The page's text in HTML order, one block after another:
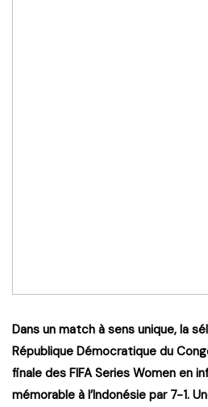
Dans un match à sens unique, la
République Démocratique du
finale des FIFA Series Women en
mémorable à l’Indonésie par 7-1.